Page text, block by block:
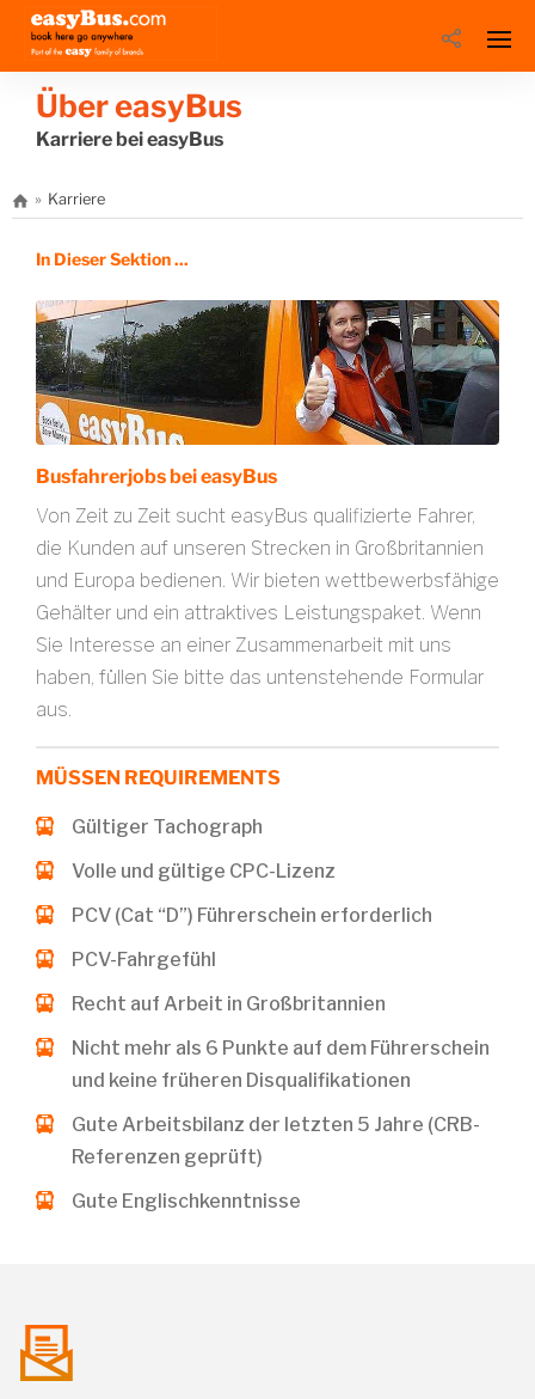
Über easyBus
Karriere bei easyBus
Karriere
In Dieser Sektion ...
Busfahrerjobs bei easyBus
Von Zeit zu Zeit sucht easyBus qualifizierte Fahrer,
die Kunden auf unseren Strecken in Großbritannien
und Europa bedienen. Wir bieten wettbewerbsfähige
Gehälter und ein attraktives Leistungspaket. Wenn
Sie Interesse an einer Zusammenarbeit mit uns
haben, füllen Sie bitte das untenstehende Formular
aus.
MÜSSEN REQUIREMENTS
Gültiger Tachograph
Volle und gültige CPC-Lizenz
PCV (Cat “D”) Führerschein erforderlich
PCV-Fahrgefühl
Recht auf Arbeit in Großbritannien
Nicht mehr als 6 Punkte auf dem Führerschein
und keine früheren Disqualifikationen
Gute Arbeitsbilanz der letzten 5 Jahre (CRB-
Referenzen geprüft)
Gute Englischkenntnisse